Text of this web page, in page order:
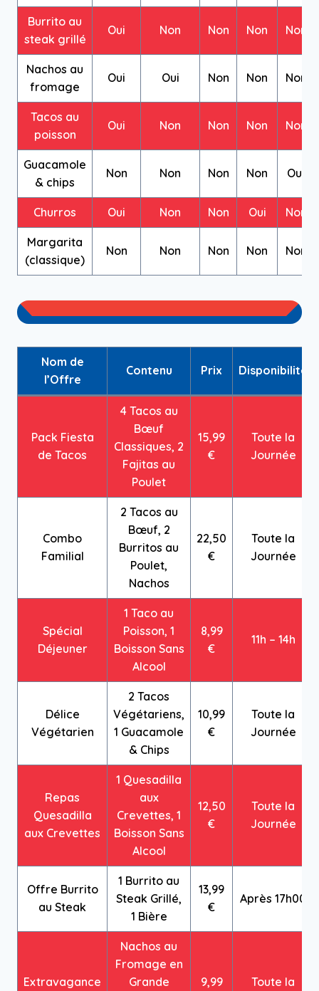
Burrito au
steak grillé
Oui Non Non Non Non
Nachos au
fromage
Oui Oui Non Non Non
Tacos au
poisson
Oui Non Non Non Non
Guacamole
& chips
Non Non Non Non Oui
Churros Oui Non Non Oui Non
Margarita
(classique)
Non Non Non Non Non
Nom de
l’Offre
Contenu Prix Disponibilité
Pack Fiesta
de Tacos
4 Tacos au
Bœuf
Classiques, 2
Fajitas au
Poulet
15,99
€
Toute la
Journée
Combo
Familial
2 Tacos au
Bœuf, 2
Burritos au
Poulet,
Nachos
22,50
€
Toute la
Journée
Spécial
Déjeuner
1 Taco au
Poisson, 1
Boisson Sans
Alcool
8,99
€
11h – 14h
Délice
Végétarien
2 Tacos
Végétariens,
1 Guacamole
& Chips
10,99
€
Toute la
Journée
Repas
Quesadilla
aux Crevettes
1 Quesadilla
aux
Crevettes, 1
Boisson Sans
Alcool
12,50
€
Toute la
Journée
Offre Burrito
au Steak
1 Burrito au
Steak Grillé,
1 Bière
13,99
€
Après 17h00
Extravagance
Nachos au
Fromage en
Grande
9,99 Toute la